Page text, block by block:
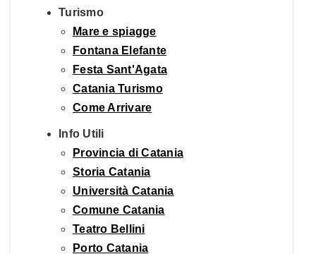
Turismo
Mare e spiagge
Fontana Elefante
Festa Sant'Agata
Catania Turismo
Come Arrivare
Info Utili
Provincia di Catania
Storia Catania
Università Catania
Comune Catania
Teatro Bellini
Porto Catania